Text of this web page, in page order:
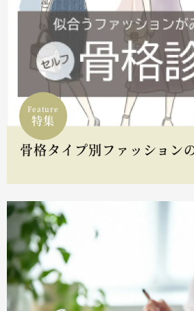
Feature
特集
骨格タイプ別ファッション